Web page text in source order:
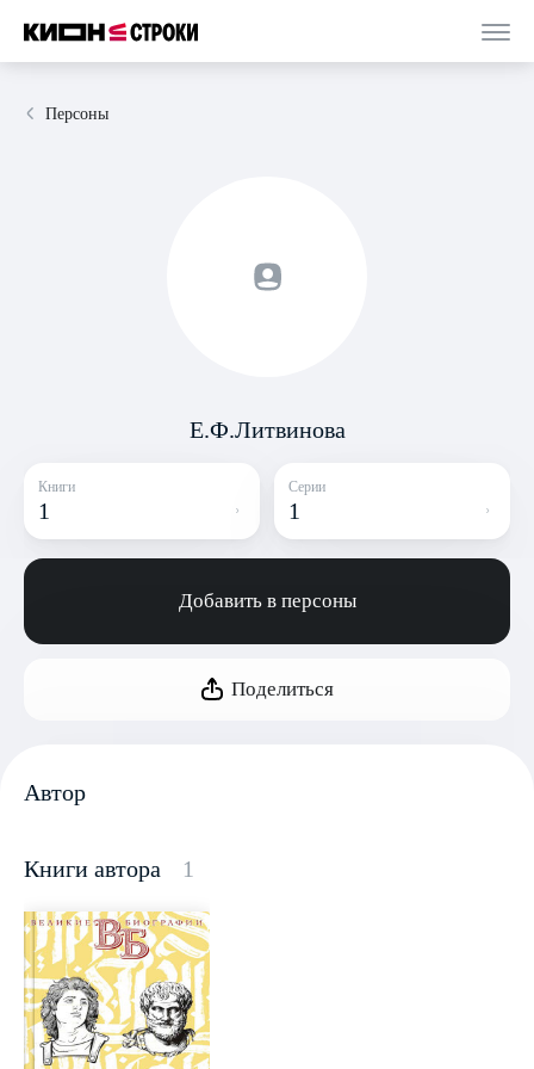
Персоны
Е.Ф.Литвинова
Книги
1
Серии
1
Добавить в персоны
Поделиться
Автор
Книги автора 1